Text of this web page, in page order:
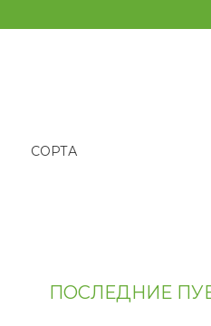
СОРТА
ПОСЛЕДНИЕ